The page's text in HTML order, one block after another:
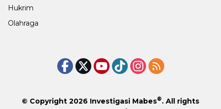
Hukrim
Olahraga
© Copyright 2026 Investigasi Mabes®. All rights